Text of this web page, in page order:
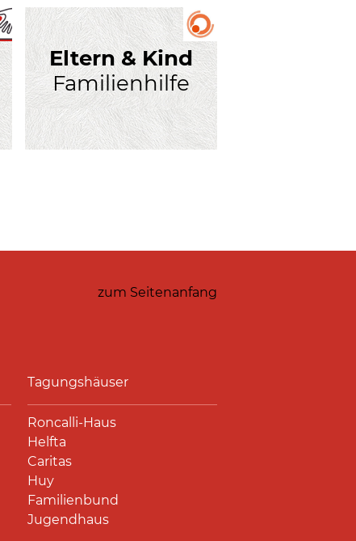
Eltern & Kind
Familienhilfe
zum Seitenanfang
Tagungshäuser
Roncalli-Haus
Helfta
Caritas
Huy
Familienbund
Jugendhaus